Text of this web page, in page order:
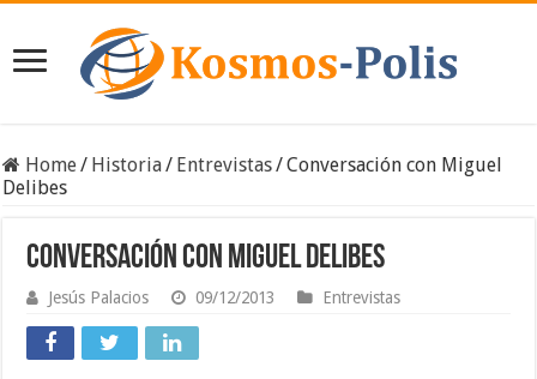
Home/ Historia/ Entrevistas/Conversación con Miguel
Delibes
Conversación con Miguel Delibes
Jesús Palacios 09/12/2013 Entrevistas